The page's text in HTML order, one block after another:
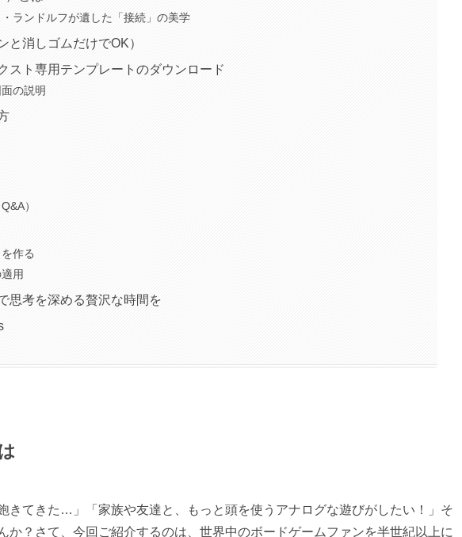
ランドルフが遺した「接続」の美学
と消しゴムだけでOK）
スト専用テンプレートのダウンロード
の説明
）
作る
用
思考を深める贅沢な時間を
きてきた…」「家族や友達と、もっと頭を使うアナログな遊びがしたい！」そ
か？さて、今回ご紹介するのは、世界中のボードゲームファンを半世紀以上に